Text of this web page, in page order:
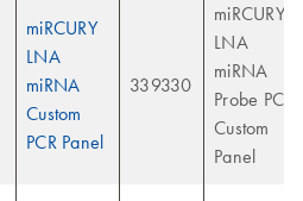
miRCURY
LNA
miRNA
Custom
PCR Panel
339330
miRCURY
LNA
miRNA
Probe PCR
Custom
Panel